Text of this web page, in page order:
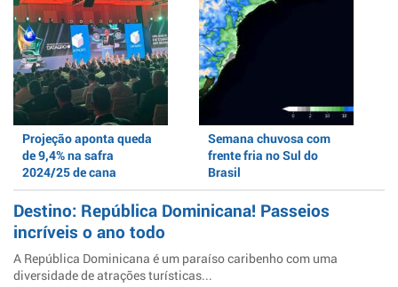
Projeção aponta queda
de 9,4% na safra
2024/25 de cana
Semana chuvosa com
frente fria no Sul do
Brasil
Destino: República Dominicana! Passeios
incríveis o ano todo
A República Dominicana é um paraíso caribenho com uma
diversidade de atrações turísticas...